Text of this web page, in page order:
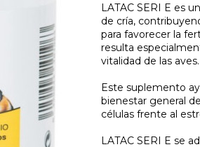
LATAC SERI E es
de cría,
para favorecer la
resulta
vitalidad de las aves.
Este suplemento
bienestar general
células frente al
LATAC SERI E se